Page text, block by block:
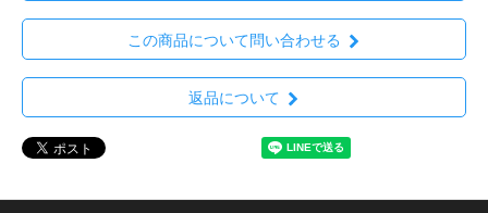
この商品について問い合わせる
返品について